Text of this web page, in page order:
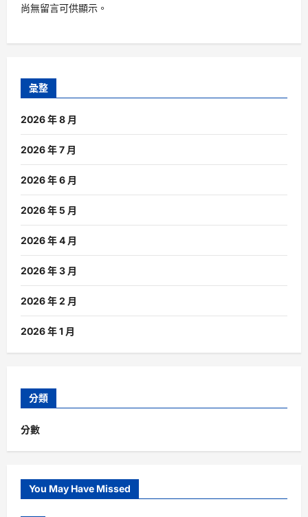
尚無留言可供顯示。
彙整
2026 年 8 月
2026 年 7 月
2026 年 6 月
2026 年 5 月
2026 年 4 月
2026 年 3 月
2026 年 2 月
2026 年 1 月
分類
分數
You May Have Missed